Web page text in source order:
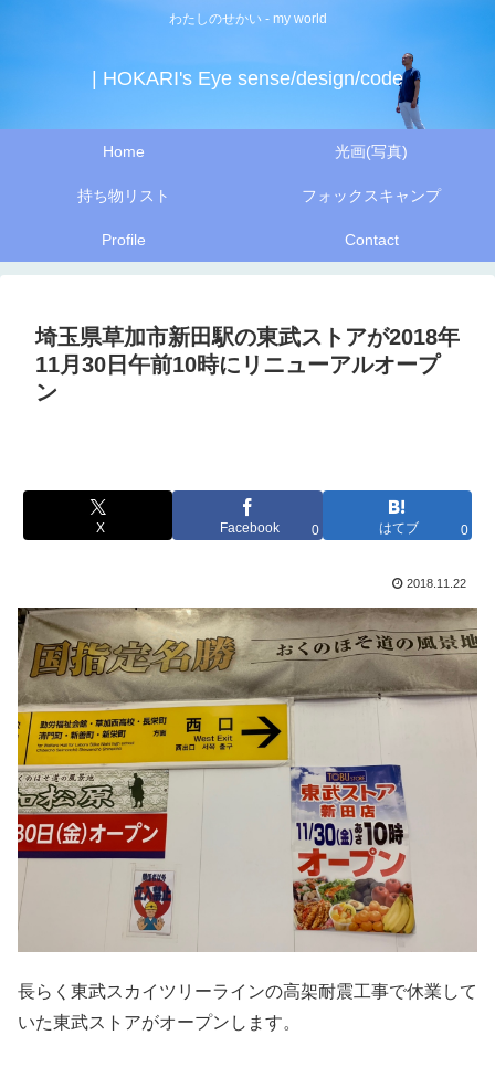
わたしのせかい - my world
| HOKARI's Eye sense/design/code
Home 光画(写真)
持ち物リスト フォックスキャンプ
Profile Contact
埼玉県草加市新田駅の東武ストアが2018年
11月30日午前10時にリニューアルオープ
ン
X Facebook 0 はてブ 0
2018.11.22
長らく東武スカイツリーラインの高架耐震工事で休業して
いた東武ストアがオープンします。